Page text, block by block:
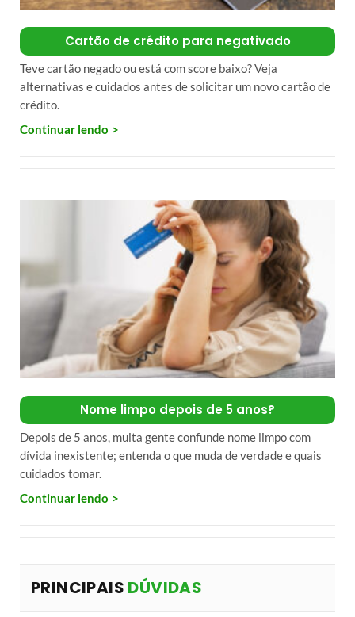
Cartão de crédito para negativado
Teve cartão negado ou está com score baixo? Veja
alternativas e cuidados antes de solicitar um novo cartão de
crédito.
Continuar lendo
Nome limpo depois de 5 anos?
Depois de 5 anos, muita gente confunde nome limpo com
dívida inexistente; entenda o que muda de verdade e quais
cuidados tomar.
Continuar lendo
PRINCIPAIS DÚVIDAS